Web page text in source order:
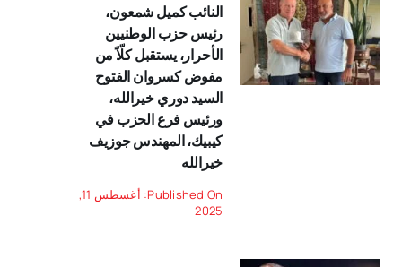
النائب كميل شمعون،
رئيس حزب الوطنيين
الأحرار، يستقبل كلّاً من
مفوض كسروان الفتوح
السيد دوري خيرالله،
ورئيس فرع الحزب في
كيبيك، المهندس جوزيف
خيرالله
Published On: أغسطس 11,
2025